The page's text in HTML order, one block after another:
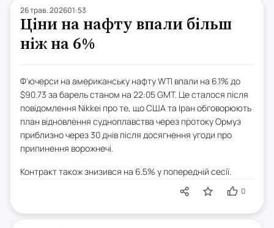
26 трав. 202601:53
Ціни на нафту впали більш
ніж на 6%
Ф'ючерси на американську нафту WTI впали на 6.1% до
$90.73 за барель станом на 22:05 GMT. Це сталося після
повідомлення Nikkei про те, що США та Іран обговорюють
план відновлення судноплавства через протоку Ормуз
приблизно через 30 днів після досягнення угоди про
припинення ворожнечі.
Контракт також знизився на 6.5% у попередній сесії.
0